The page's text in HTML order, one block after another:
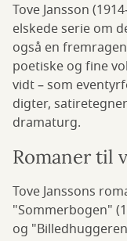
Tove Jansson
elskede serie om
også en
poetiske og fine
vidt – som
digter,
dramaturg.
Romaner til
Tove Janssons
"Sommerbogen"
og